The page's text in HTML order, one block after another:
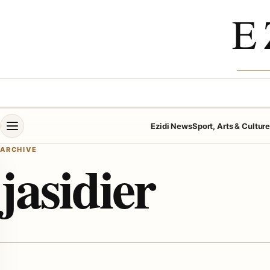
Open menu Ezidi NewsSport, Arts & Culture
ARCHIVE
jasidier